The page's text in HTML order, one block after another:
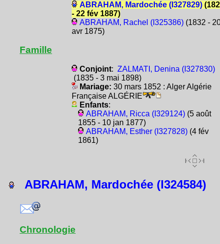
ABRAHAM, Mardochée (I327829)
- 22 fév 1887)
ABRAHAM, Rachel (I325386)(1832 -
avr 1875)
Famille
Conjoint: ZALMATI, Denina (I327830)
(1835 - 3 mai 1898)
Mariage: 30 mars 1852 : Alger Algérie
Française ALGÉRIE
Enfants:
ABRAHAM, Ricca (I329124)(5 août
1855 - 10 jan 1877)
ABRAHAM, Esther (I327828)(4 fév
1861)
ABRAHAM, Mardochée (I324584)
Chronologie